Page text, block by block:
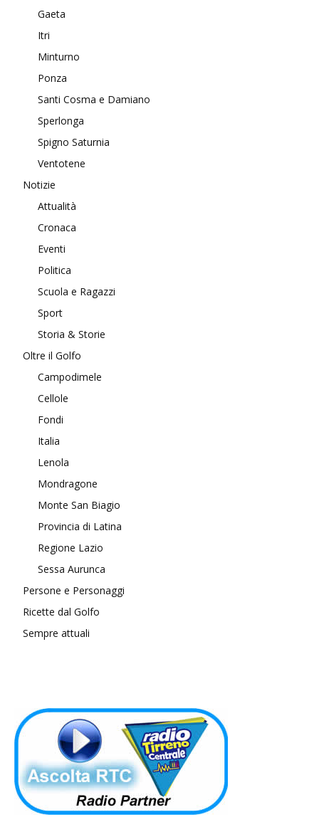
Gaeta
Itri
Minturno
Ponza
Santi Cosma e Damiano
Sperlonga
Spigno Saturnia
Ventotene
Notizie
Attualità
Cronaca
Eventi
Politica
Scuola e Ragazzi
Sport
Storia & Storie
Oltre il Golfo
Campodimele
Cellole
Fondi
Italia
Lenola
Mondragone
Monte San Biagio
Provincia di Latina
Regione Lazio
Sessa Aurunca
Persone e Personaggi
Ricette dal Golfo
Sempre attuali